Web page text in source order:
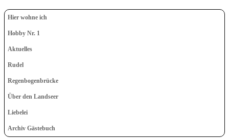
Hier wohne ich
Hobby Nr. 1
Aktuelles
Rudel
Regenbogenbrücke
Über den Landseer
Liebelei
Archiv Gästebuch